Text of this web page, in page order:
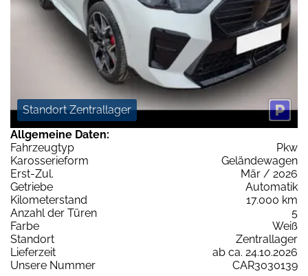
Standort Zentrallager
Allgemeine Daten:
Fahrzeugtyp
Pkw
Karosserieform
Geländewagen
Erst-Zul.
Mär / 2026
Getriebe
Automatik
Kilometerstand
17.000 km
Anzahl der Türen
5
Farbe
Weiß
Standort
Zentrallager
Lieferzeit
ab ca. 24.10.2026
Unsere Nummer
CAR3030139